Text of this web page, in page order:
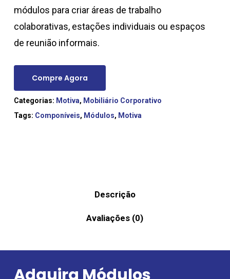
módulos para criar áreas de trabalho
colaborativas, estações individuais ou espaços
de reunião informais.
Compre Agora
Categorias: Motiva, Mobiliário Corporativo
Tags: Componíveis, Módulos, Motiva
Descrição
Avaliações (0)